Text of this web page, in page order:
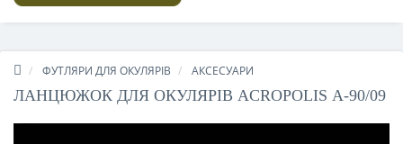
ФУТЛЯРИ ДЛЯ ОКУЛЯРІВ АКСЕСУАРИ
ЛАНЦЮЖОК ДЛЯ ОКУЛЯРІВ ACROPOLIS А-90/09